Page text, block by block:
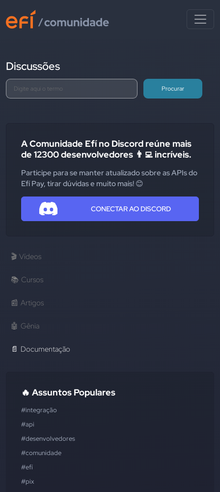
Discussões
Procurar
A Comunidade Efí no Discord reúne mais
de 12300 desenvolvedores 👨‍💻 incríveis.
Participe para se manter atualizado sobre as APIs do
Efí Pay, tirar dúvidas e muito mais! 😊
CONECTAR AO DISCORD
🎬 Vídeos
📚 Cursos
📰 Artigos
🤖 Gênia
📄 Documentação
🔥 Assuntos Populares
#integração
#api
#desenvolvedores
#comunidade
#efí
#pix